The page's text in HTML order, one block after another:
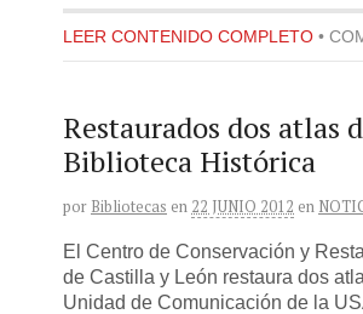
LEER CONTENIDO COMPLETO •
Restaurados dos atlas
Biblioteca Histórica
por Bibliotecas en 22 JUNIO 2012 en
El Centro de Conservación y
de Castilla y León restaura dos
Unidad de Comunicación de la